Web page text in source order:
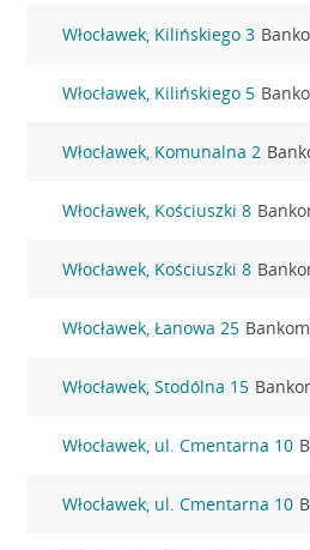
Włocławek, Kilińskiego 3
Włocławek, Kilińskiego 5
Włocławek, Komunalna 2
Włocławek, Kościuszki 8
Włocławek, Kościuszki 8
Włocławek, Łanowa 25
Włocławek, Stodólna 15
Włocławek, ul. Cmentarna 10
Włocławek, ul. Cmentarna 10